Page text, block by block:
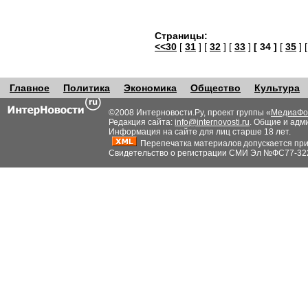
Страницы:
<<30 [ 31 ] [ 32 ] [ 33 ] [ 34 ] [ 35 ]
Главное Политика Экономика Общество Культура
©2008 Интерновости.Ру, проект группы «
Редакция сайта: info@internovosti.ru. Общие и
Информация на сайте для лиц старше 18 лет.
Перепечатка материалов допускается
Свидетельство о регистрации СМИ Эл №ФС77-